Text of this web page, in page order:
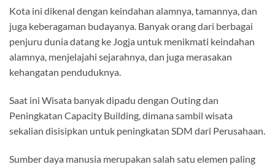
Kota ini dikenal dengan keindahan alamnya, tamannya, dan
juga keberagaman budayanya. Banyak orang dari berbagai
penjuru dunia datang ke Jogja untuk menikmati keindahan
alamnya, menjelajahi sejarahnya, dan juga merasakan
kehangatan penduduknya.
Saat ini Wisata banyak dipadu dengan Outing dan
Peningkatan Capacity Building, dimana sambil wisata
sekalian disisipkan untuk peningkatan SDM dari Perusahaan.
Sumber daya manusia merupakan salah satu elemen paling